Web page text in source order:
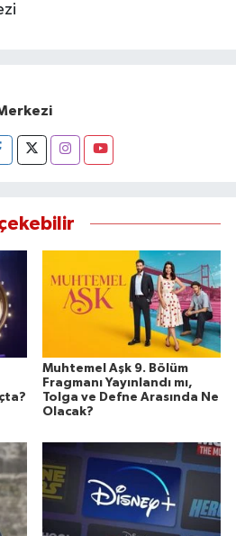
Muhtemel Aşk 9. Bölüm
Fragmanı Yayınlandı mı,
Tolga ve Defne Arasında Ne
Olacak?